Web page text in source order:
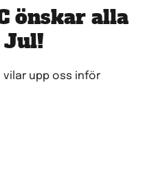
önskar alla
Jul!
vilar upp oss inför